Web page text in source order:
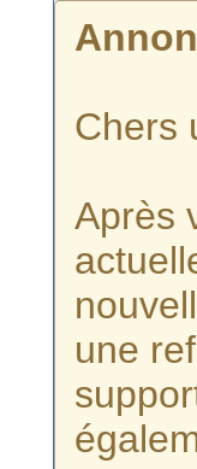
Chers
Après
une